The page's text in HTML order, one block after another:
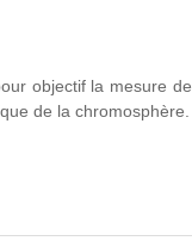
objectif la mesure de
de la chromosphère.